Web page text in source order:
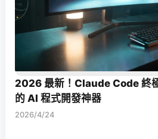
2026 最新！Claude Code 終
的 AI 程式開發神器
2026/4/24